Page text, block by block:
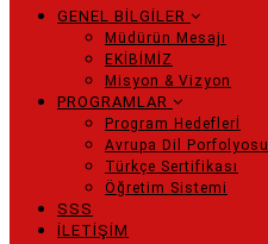
navigation
GENEL BİLGİLER
Müdürün Mesajı
EKİBİMİZ
Misyon & Vizyon
PROGRAMLAR
Program Hedeflerİ
Avrupa Dil Porfolyosu
Türkçe Sertifikası
Öğretim Sistemi
SSS
İLETİŞİM